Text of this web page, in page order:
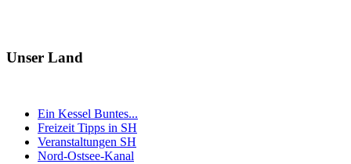
Unser Land
Ein Kessel Buntes...
Freizeit Tipps in SH
Veranstaltungen SH
Nord-Ostsee-Kanal